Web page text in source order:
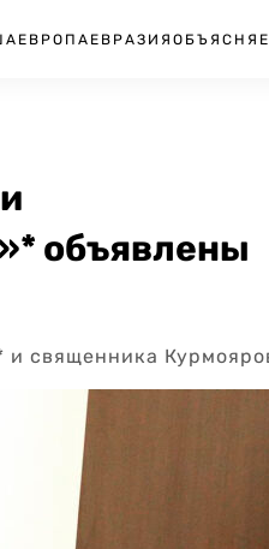
ЕВРОПА ЕВРАЗИЯ
объявлены
и священника